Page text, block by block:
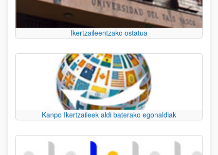
Ikertzaileentzako ostatua
Kanpo Ikertzaileek aldi baterako egonaldiak